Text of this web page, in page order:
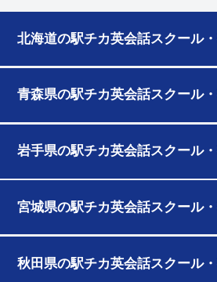
北海道の駅チカ英会話スクール
青森県の駅チカ英会話スクール
岩手県の駅チカ英会話スクール
宮城県の駅チカ英会話スクール
秋田県の駅チカ英会話スクール